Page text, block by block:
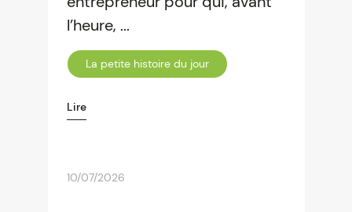
l’heure, ...
La petite histoire du jour
Lire
10/07/2026